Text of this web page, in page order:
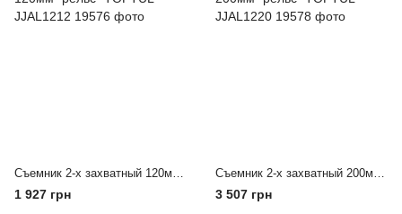
Съемник 2-х захватный 120мм "рельс" TOPTUL JJAL1212
1 927 грн
Съемник 2-х захватный 200мм "рельс" TOPTUL JJAL1220
3 507 грн